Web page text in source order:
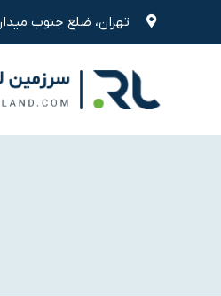
تهران، ضلع جنوب میدان